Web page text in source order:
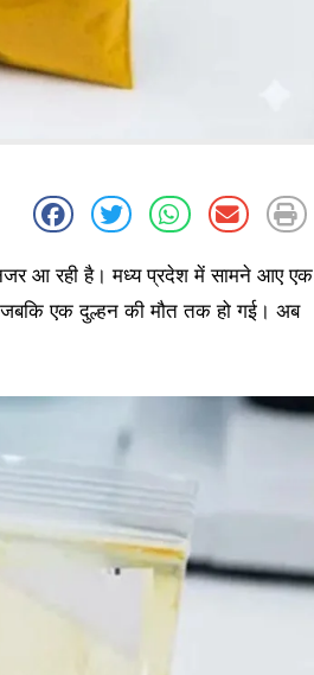
आ रही है। मध्य प्रदेश में सामने आए एक
जबकि एक दुल्हन की मौत तक हो गई। अब